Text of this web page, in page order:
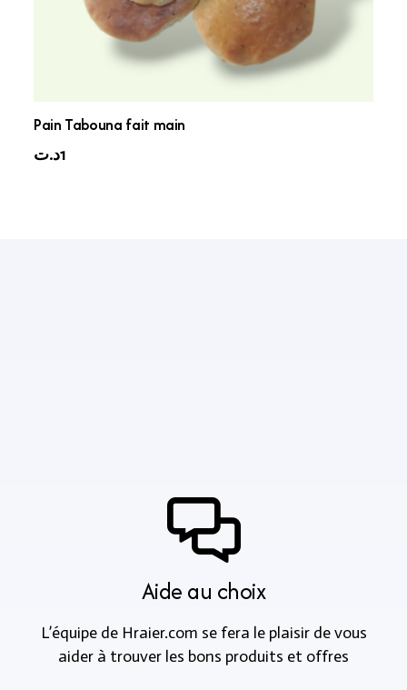
Pain Tabouna fait main
1د.ت
Aide au choix
L’équipe de Hraier.com se fera le plaisir de vous
aider à trouver les bons produits et offres